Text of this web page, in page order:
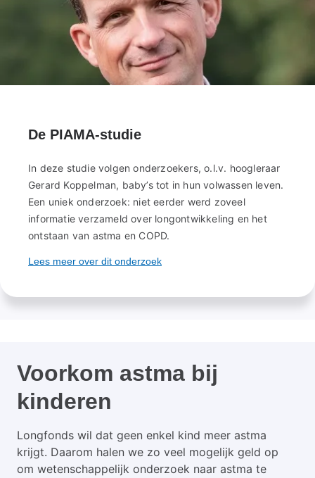
De PIAMA-studie
In deze studie volgen onderzoekers, o.l.v. hoogleraar
Gerard Koppelman, baby’s tot in hun volwassen leven.
Een uniek onderzoek: niet eerder werd zoveel
informatie verzameld over longontwikkeling en het
ontstaan van astma en COPD.
Lees meer over dit onderzoek
Voorkom astma bij
kinderen
Longfonds wil dat geen enkel kind meer astma
krijgt. Daarom halen we zo veel mogelijk geld op
om wetenschappelijk onderzoek naar astma te